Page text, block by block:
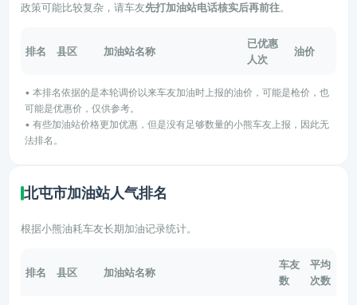
政策可能比较复杂，请车友先打加油站电话核实后再前往。
排名 县区 加油站名称
已优惠
人次
油价
• 本排名依据的是本轮调价以来车友加油时上报的油价，可能是枪价，也
可能是优惠价，仅供参考。
• 有些加油站价格更加优惠，但是没有足够数量的小熊车友上报，因此无
法排名。
北屯市加油站人气排名
根据小熊油耗车友长期加油记录统计。
排名 县区 加油站名称
车友
数
平均
次数